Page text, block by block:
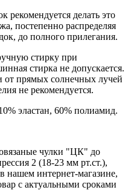
рекомендуется делать это
постепенно распределяя
до полного прилегания.
стирку при
стирка не допускается.
от прямых солнечных лучей
не рекомендуется.
эластан, 60% полиамид.
чулки "ЦК" до
2 (18-23 мм рт.ст.),
нашем интернет-магазине,
с актуальными сроками